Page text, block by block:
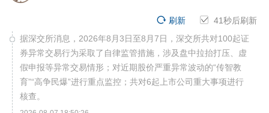
40秒后刷新
刷新
据深交所消息，2026年8月3日至8月7日，深交所共对100起证
券异常交易行为采取了自律监管措施，涉及盘中拉抬打压、虚
假申报等异常交易情形；对近期股价严重异常波动的“传智教
育”“高争民爆”进行重点监控；共对6起上市公司重大事项进行
核查。